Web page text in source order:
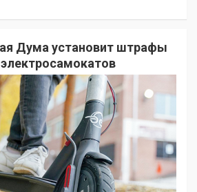
Дума установит штрафы